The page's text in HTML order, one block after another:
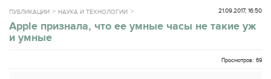
ПУБЛИКАЦИИ НАУКА И ТЕХНОЛОГИИ 21.09.2017, 16:50
Apple признала, что ее умные часы не такие уж
и умные
Просмотров: 69